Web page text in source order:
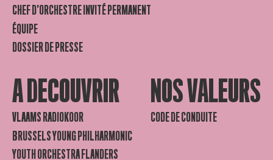
CHEF D’ORCHESTRE INVITÉ PERMANENT
ÉQUIPE
DOSSIER DE PRESSE
A DECOUVRIR
VLAAMS RADIOKOOR
BRUSSELS YOUNG PHILHARMONIC
YOUTH ORCHESTRA FLANDERS
NOS VALEURS
CODE DE CONDUITE